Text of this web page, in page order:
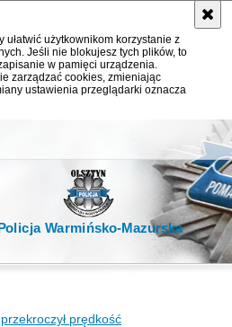
użytkownikom korzystanie z
Jeśli nie blokujesz tych plików, to
w pamięci urządzenia.
zarządzać cookies, zmieniając
ustawienia przeglądarki oznacza
Policja Warmińsko-Mazurska
przekroczył prędkość